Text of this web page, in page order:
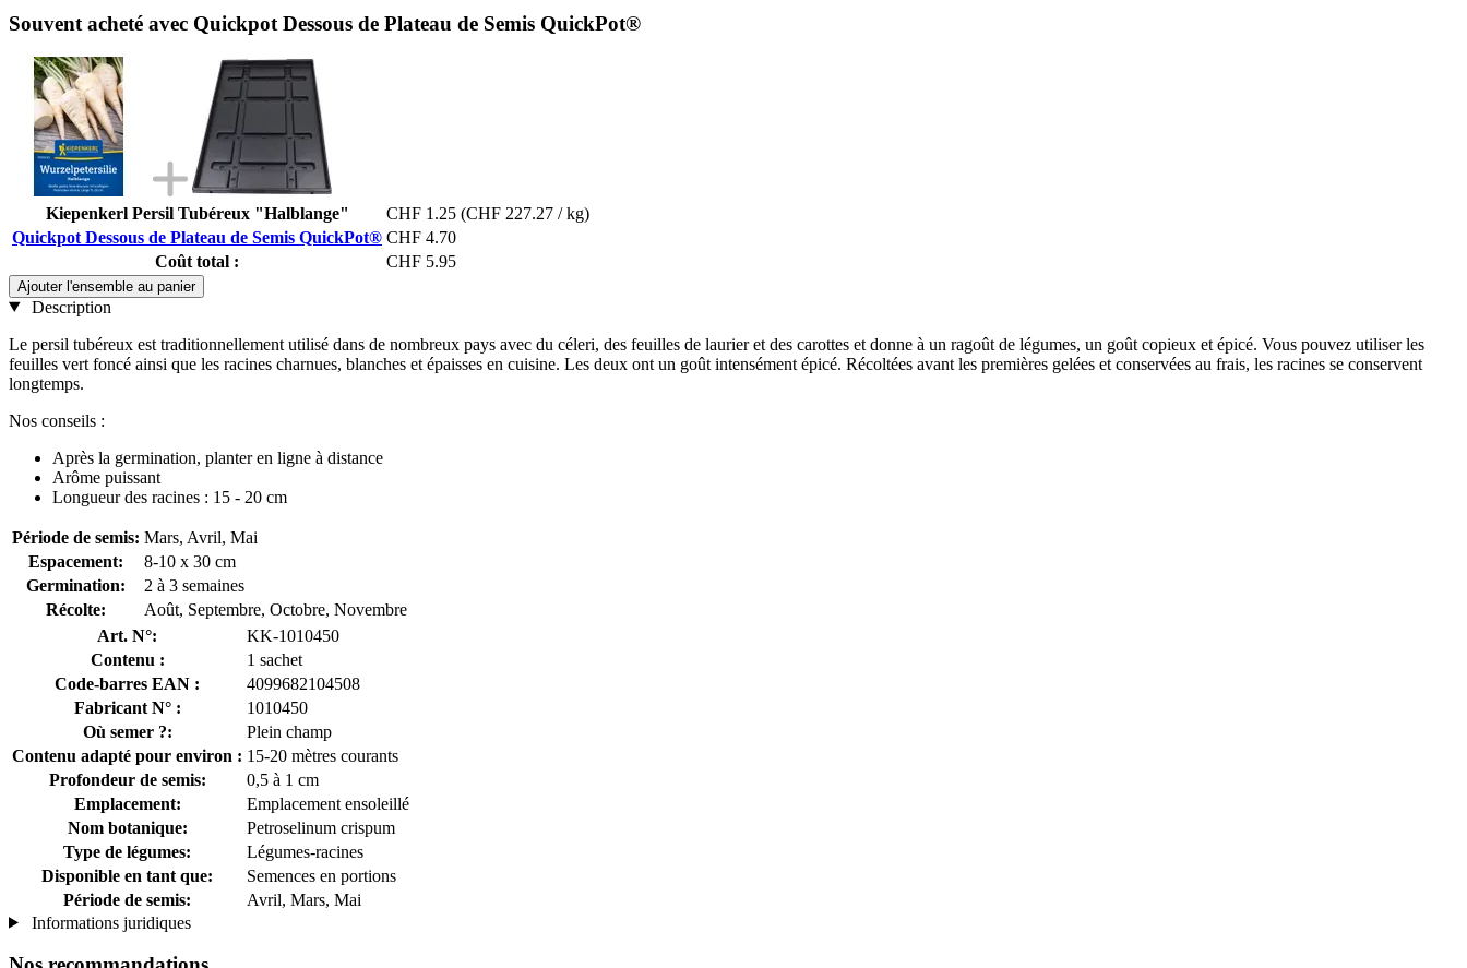
Souvent acheté avec Quickpot Dessous de Plateau de Semis QuickPot®
Kiepenkerl Persil Tubéreux "Halblange" CHF 1.25 (CHF 227.27 / kg)
Quickpot Dessous de Plateau de Semis QuickPot® CHF 4.70
Coût total :
CHF 5.95
Ajouter l'ensemble au panier
Description
Le persil tubéreux est traditionnellement utilisé dans de nombreux pays avec du céleri, des feuilles de laurier et des carottes et donne à un ragoût de légumes, un goût copieux et épicé. Vous pouvez utiliser les
feuilles vert foncé ainsi que les racines charnues, blanches et épaisses en cuisine. Les deux ont un goût intensément épicé. Récoltées avant les premières gelées et conservées au frais, les racines se conservent
longtemps.
Nos conseils :
Après la germination, planter en ligne à distance
Arôme puissant
Longueur des racines : 15 - 20 cm
Période de semis: Mars, Avril, Mai
Espacement:
8-10 x 30 cm
Germination:
2 à 3 semaines
Récolte:
Août, Septembre, Octobre, Novembre
Art. N°:
KK-1010450
Contenu :
1 sachet
Code-barres EAN :
4099682104508
Fabricant N° :
1010450
Où semer ?:
Plein champ
Contenu adapté pour environ : 15-20 mètres courants
Profondeur de semis:
0,5 à 1 cm
Emplacement:
Emplacement ensoleillé
Nom botanique:
Petroselinum crispum
Type de légumes:
Légumes-racines
Disponible en tant que:
Semences en portions
Période de semis:
Avril, Mars, Mai
Informations juridiques